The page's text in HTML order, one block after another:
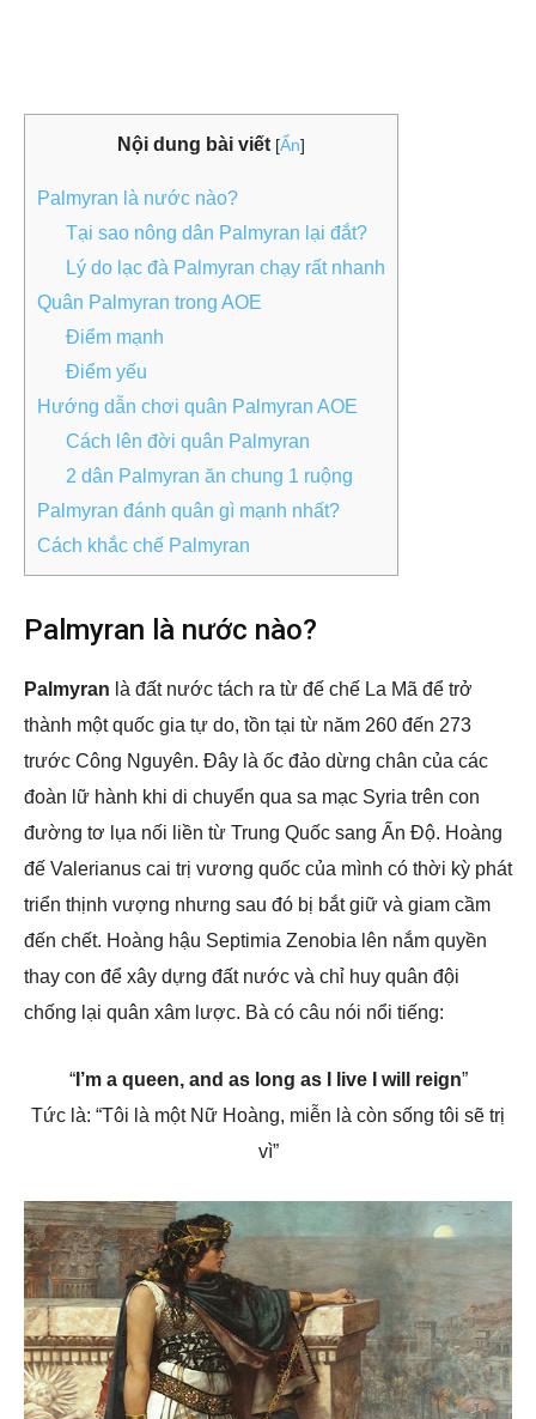
Nội dung bài viết [Ẩn]
Palmyran là nước nào?
Tại sao nông dân Palmyran lại đắt?
Lý do lạc đà Palmyran chạy rất nhanh
Quân Palmyran trong AOE
Điểm mạnh
Điểm yếu
Hướng dẫn chơi quân Palmyran AOE
Cách lên đời quân Palmyran
2 dân Palmyran ăn chung 1 ruộng
Palmyran đánh quân gì mạnh nhất?
Cách khắc chế Palmyran
Palmyran là nước nào?
Palmyran là đất nước tách ra từ đế chế La Mã để trở
thành một quốc gia tự do, tồn tại từ năm 260 đến 273
trước Công Nguyên. Đây là ốc đảo dừng chân của các
đoàn lữ hành khi di chuyển qua sa mạc Syria trên con
đường tơ lụa nối liền từ Trung Quốc sang Ấn Độ. Hoàng
đế Valerianus cai trị vương quốc của mình có thời kỳ phát
triển thịnh vượng nhưng sau đó bị bắt giữ và giam cầm
đến chết. Hoàng hậu Septimia Zenobia lên nắm quyền
thay con để xây dựng đất nước và chỉ huy quân đội
chống lại quân xâm lược. Bà có câu nói nổi tiếng:
“I’m a queen, and as long as I live I will reign”
Tức là: “Tôi là một Nữ Hoàng, miễn là còn sống tôi sẽ trị
vì”